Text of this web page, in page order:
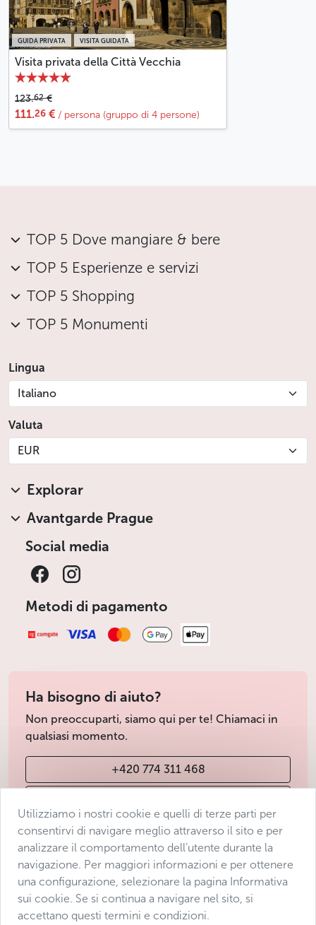
GUIDA PRIVATA VISITA GUIDATA
Visita privata della Città Vecchia
123.62€
111.26 € / persona (gruppo di 4 persone)
TOP 5 Dove mangiare & bere
TOP 5 Esperienze e servizi
TOP 5 Shopping
TOP 5 Monumenti
Lingua
Italiano
Valuta
EUR
Explorar
Avantgarde Prague
Social media
Metodi di pagamento
Ha bisogno di aiuto?
Non preoccuparti, siamo qui per te! Chiamaci in
qualsiasi momento.
+420 774 311 468
Condizioni di vendita
Protezione dei dati
Dichiarazione di accessibilità
Manage consent
Utilizziamo i nostri cookie e quelli di terze parti per
consentirvi di navigare meglio attraverso il sito e per
analizzare il comportamento dell’utente durante la
navigazione. Per maggiori informazioni e per ottenere
una configurazione, selezionare la pagina Informativa
sui cookie. Se si continua a navigare nel sito, si
accettano questi termini e condizioni.